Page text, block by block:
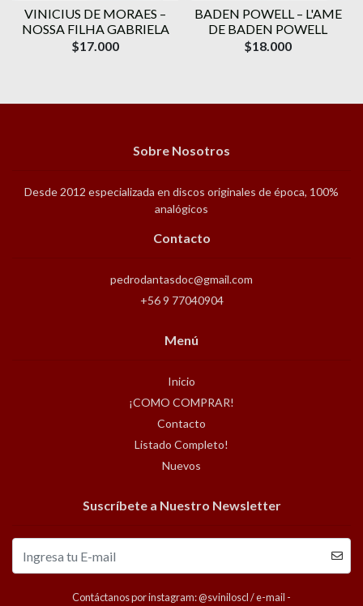
VINICIUS DE MORAES ‎–
NOSSA FILHA GABRIELA
$17.000
BADEN POWELL ‎– L'AME
DE BADEN POWELL
$18.000
Sobre Nosotros
Desde 2012 especializada en discos originales de época, 100%
analógicos
Contacto
pedrodantasdoc@gmail.com
+56 9 77040904
Menú
Inicio
¡COMO COMPRAR!
Contacto
Listado Completo!
Nuevos
Suscríbete a Nuestro Newsletter
Contáctanos por instagram: @sviniloscl / e-mail -